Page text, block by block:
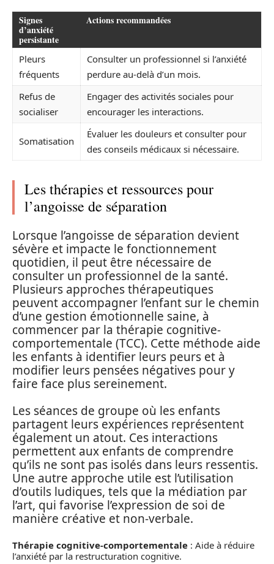
Signes
d’anxiété
persistante
Actions recommandées
Pleurs
fréquents
Consulter un professionnel si l’anxiété
perdure au-delà d’un mois.
Refus de
socialiser
Engager des activités sociales pour
encourager les interactions.
Somatisation
Évaluer les douleurs et consulter pour
des conseils médicaux si nécessaire.
Les thérapies et ressources pour
l’angoisse de séparation
Lorsque l’angoisse de séparation devient
sévère et impacte le fonctionnement
quotidien, il peut être nécessaire de
consulter un professionnel de la santé.
Plusieurs approches thérapeutiques
peuvent accompagner l’enfant sur le chemin
d’une gestion émotionnelle saine, à
commencer par la thérapie cognitive-
comportementale (TCC). Cette méthode aide
les enfants à identifier leurs peurs et à
modifier leurs pensées négatives pour y
faire face plus sereinement.
Les séances de groupe où les enfants
partagent leurs expériences représentent
également un atout. Ces interactions
permettent aux enfants de comprendre
qu’ils ne sont pas isolés dans leurs ressentis.
Une autre approche utile est l’utilisation
d’outils ludiques, tels que la médiation par
l’art, qui favorise l’expression de soi de
manière créative et non-verbale.
Thérapie cognitive-comportementale : Aide à réduire
l’anxiété par la restructuration cognitive.